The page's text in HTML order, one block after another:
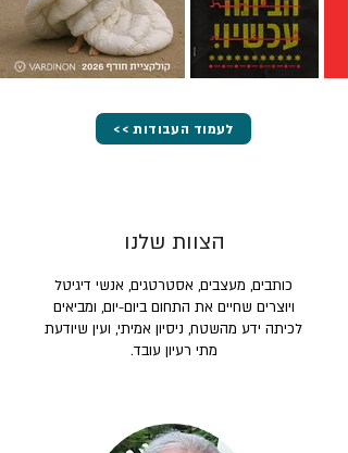
<< לעמוד העבודות
הצוות שלנו
כותבים, מעצבים, אסטרטגים, אנשי דיגיטל
ויוצרים שחיים את התחום ביום-יום, ומביאים
לכיתה ידע מהשטח, ניסיון אמיתי, ועין שיודעת
מתי רעיון עובד.